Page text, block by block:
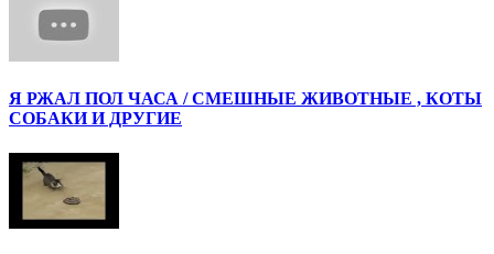
Я РЖАЛ ПОЛ ЧАСА / СМЕШНЫЕ ЖИВОТНЫЕ , КОТЫ
СОБАКИ И ДРУГИЕ